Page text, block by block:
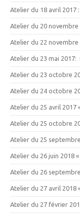
Atelier du 18 avril 2017
Atelier du 20 novembre
Atelier du 22 novembre
Atelier du 23 mai 2017:
Atelier du 23 octobre
Atelier du 24 octobre
Atelier du 25 avril 2017
Atelier du 25 octobre
Atelier du 25
Atelier du 26 juin 2018
Atelier du 26 septembre
Atelier du 27 avril 2018
Atelier du 27 février